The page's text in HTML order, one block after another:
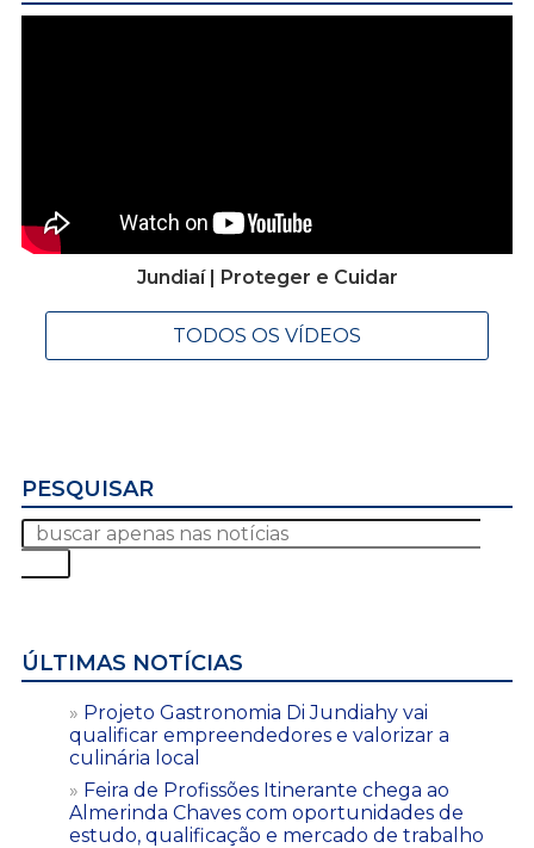
Jundiaí | Proteger e Cuidar
TODOS OS VÍDEOS
PESQUISAR
ÚLTIMAS NOTÍCIAS
Projeto Gastronomia Di Jundiahy vai
qualificar empreendedores e valorizar a
culinária local
Feira de Profissões Itinerante chega ao
Almerinda Chaves com oportunidades de
estudo, qualificação e mercado de trabalho